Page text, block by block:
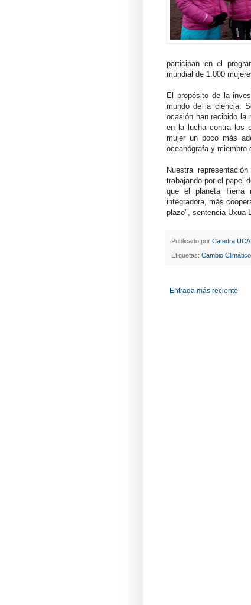
participan en el
mundial de 1.000
El propósito de la
mundo de la ciencia.
ocasión han recibido la
en la lucha contra los
mujer un poco más
oceanógrafa y miembro
Nuestra
trabajando por el papel
que el planeta Tierra
integradora, más
plazo", sentencia Uxua
Publicado por Catedra
Etiquetas: Cambio Climático
Entrada más reciente